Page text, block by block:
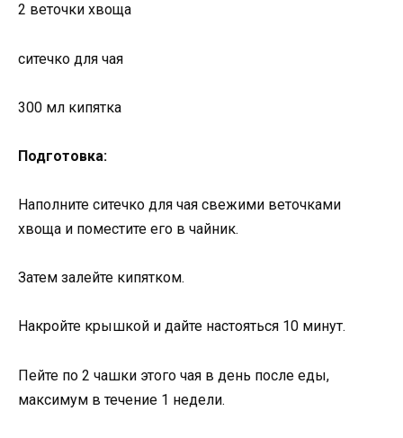
2 веточки хвоща
ситечко для чая
300 мл кипятка
Подготовка:
Наполните ситечко для чая свежими веточками
хвоща и поместите его в чайник.
Затем залейте кипятком.
Накройте крышкой и дайте настояться 10 минут.
Пейте по 2 чашки этого чая в день после еды,
максимум в течение 1 недели.